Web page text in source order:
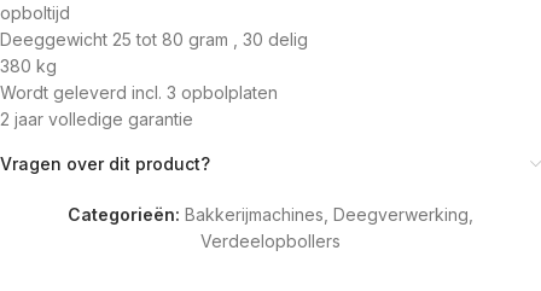
opboltijd
Deeggewicht 25 tot 80 gram , 30 delig
380 kg
Wordt geleverd incl. 3 opbolplaten
2 jaar volledige garantie
Vragen over dit product?
Categorieën: Bakkerijmachines Deegverwerking
Verdeelopbollers